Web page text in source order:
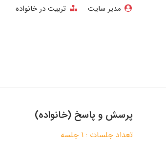
مدیر سایت تربیت در خانواده
پرسش و پاسخ (خانواده)
تعداد جلسات : 1 جلسه